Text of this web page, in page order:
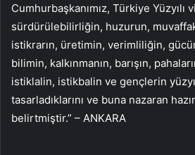
Cumhurbaşkanımız, Türkiye Yüzyılı
sürdürülebilirliğin, huzurun,
istikrarın, üretimin, verimliliğin,
bilimin, kalkınmanın, barışın,
istiklalin, istikbalin ve gençlerin
tasarladıklarını ve buna nazaran
belirtmiştir.” – ANKARA